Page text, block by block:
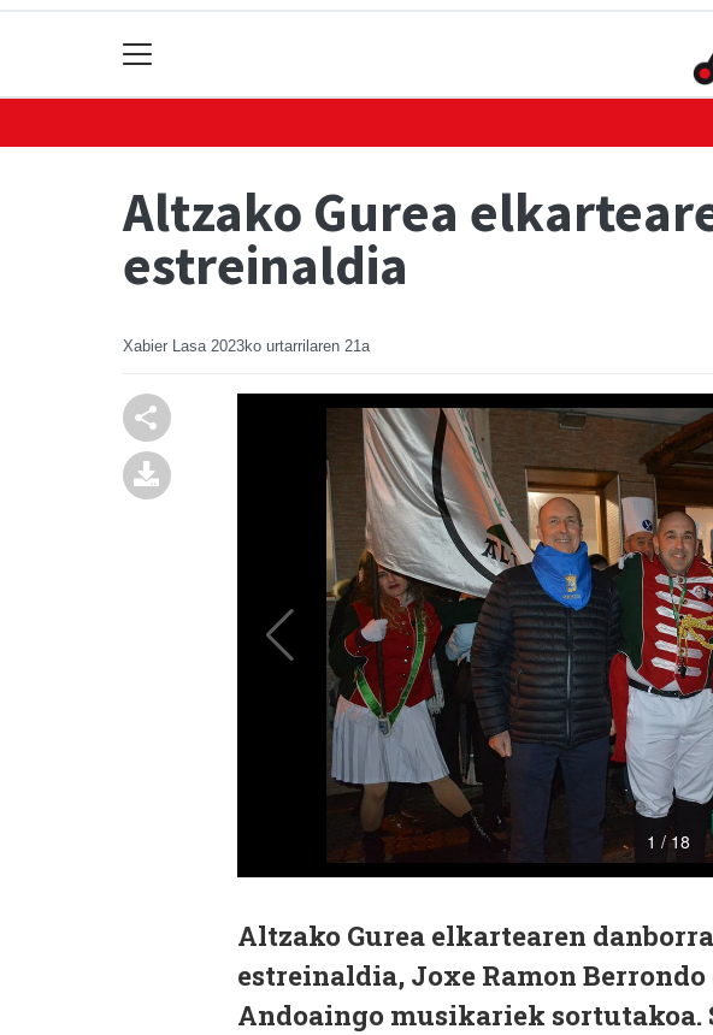
Altzako Gurea
estreinaldia
Xabier Lasa 2023ko urtarrilaren 21a
Altzako Gurea elkartearen
estreinaldia, Joxe Ramon
Andoaingo musikariek sortutakoa.